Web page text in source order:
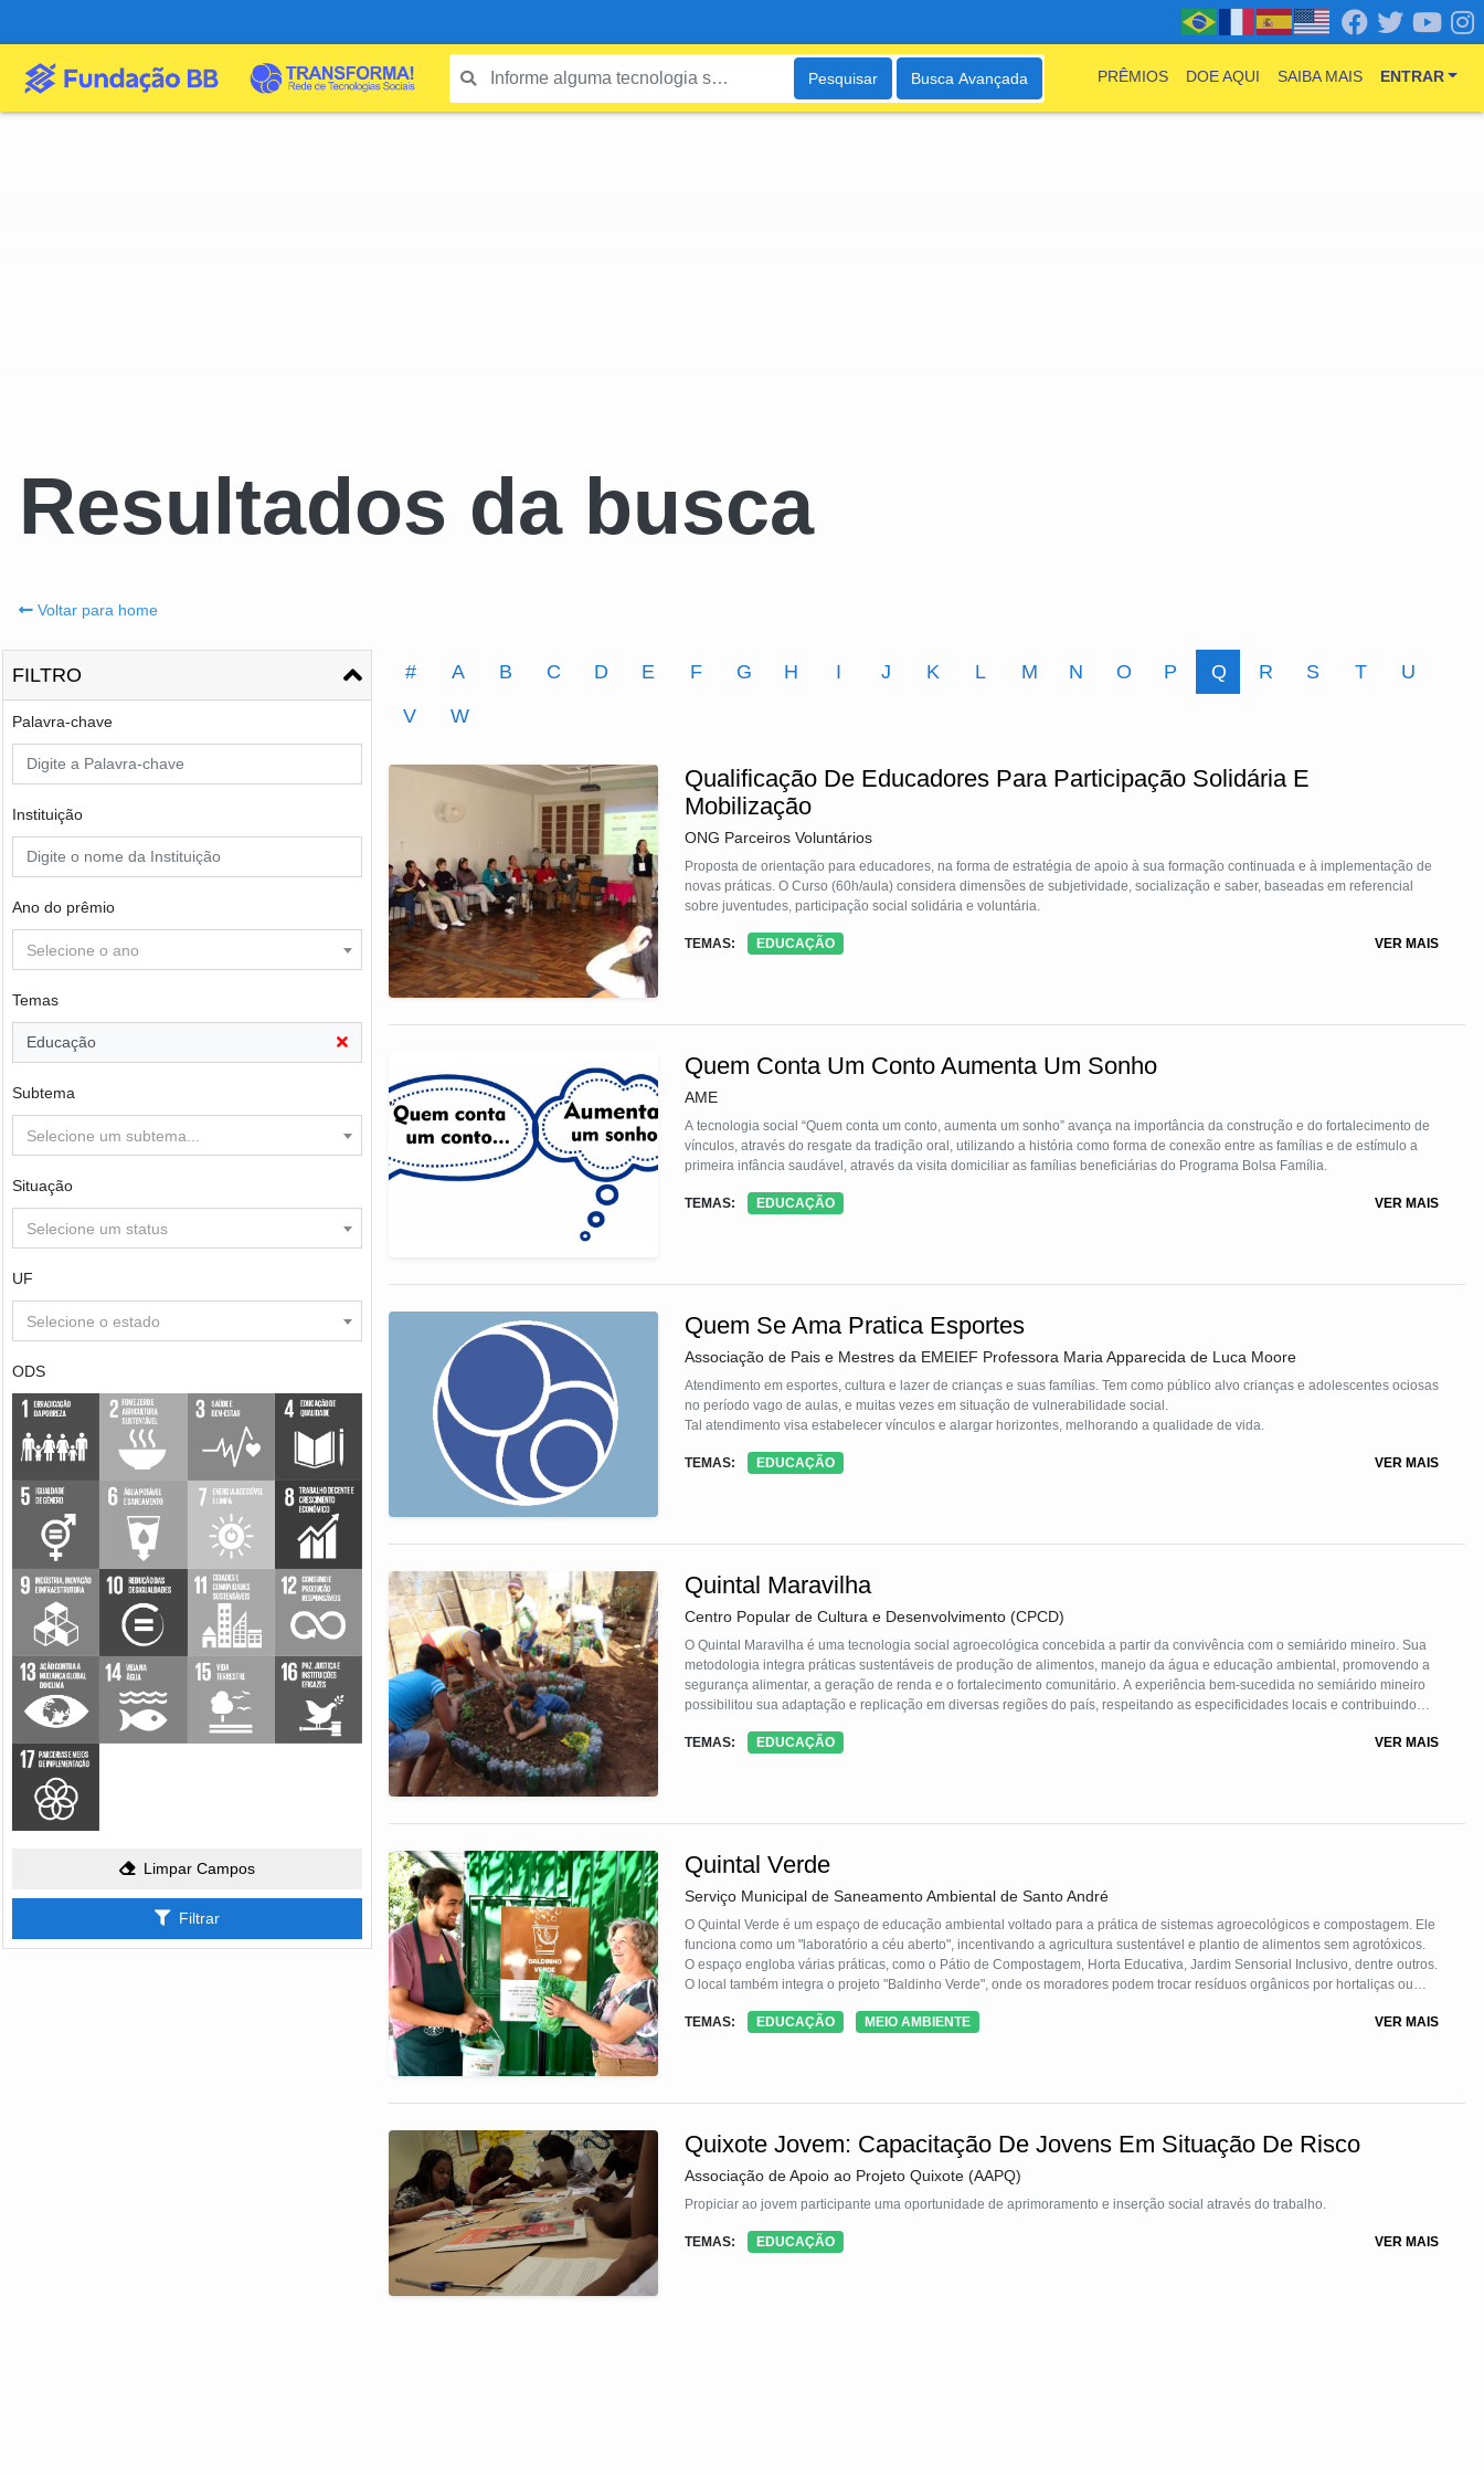
Pesquisar Busca Avançada PRÊMIOS DOE AQUI SAIBA MAIS ENTRAR
Resultados da busca
Voltar para home
FILTRO
Palavra-chave
Instituição
Ano do prêmio
Selecione o ano
Temas
Educação
Subtema
Selecione um subtema...
Situação
Selecione um status
UF
Selecione o estado
ODS
Limpar Campos
Filtrar
# A B C D E F G H I J K L M N O P Q R S T
U
V
W
Qualificação De Educadores Para Participação Solidária E
Mobilização
ONG Parceiros Voluntários
Proposta de orientação para educadores, na forma de estratégia de apoio à sua formação continuada e à implementação de
novas práticas. O Curso (60h/aula) considera dimensões de subjetividade, socialização e saber, baseadas em referencial
sobre juventudes, participação social solidária e voluntária.
TEMAS: EDUCAÇÃO VER MAIS
Quem Conta Um Conto Aumenta Um Sonho
AME
A tecnologia social “Quem conta um conto, aumenta um sonho” avança na importância da construção e do fortalecimento de
vínculos, através do resgate da tradição oral, utilizando a história como forma de conexão entre as famílias e de estímulo a
primeira infância saudável, através da visita domiciliar as famílias beneficiárias do Programa Bolsa Família.
TEMAS: EDUCAÇÃO VER MAIS
Quem Se Ama Pratica Esportes
Associação de Pais e Mestres da EMEIEF Professora Maria Apparecida de Luca Moore
Atendimento em esportes, cultura e lazer de crianças e suas famílias. Tem como público alvo crianças e adolescentes ociosas
no período vago de aulas, e muitas vezes em situação de vulnerabilidade social.
Tal atendimento visa estabelecer vínculos e alargar horizontes, melhorando a qualidade de vida.
TEMAS: EDUCAÇÃO VER MAIS
Quintal Maravilha
Centro Popular de Cultura e Desenvolvimento (CPCD)
O Quintal Maravilha é uma tecnologia social agroecológica concebida a partir da convivência com o semiárido mineiro. Sua
metodologia integra práticas sustentáveis de produção de alimentos, manejo da água e educação ambiental, promovendo a
segurança alimentar, a geração de renda e o fortalecimento comunitário. A experiência bem-sucedida no semiárido mineiro
possibilitou sua adaptação e replicação em diversas regiões do país, respeitando as especificidades locais e contribuindo
TEMAS:
EDUCAÇÃO VER MAIS
Quintal Verde
Serviço Municipal de Saneamento Ambiental de Santo André
O Quintal Verde é um espaço de educação ambiental voltado para a prática de sistemas agroecológicos e compostagem. Ele
funciona como um "laboratório a céu aberto", incentivando a agricultura sustentável e plantio de alimentos sem agrotóxicos.
O espaço engloba várias práticas, como o Pátio de Compostagem, Horta Educativa, Jardim Sensorial Inclusivo, dentre outros.
O local também integra o projeto "Baldinho Verde", onde os moradores podem trocar resíduos orgânicos por hortaliças ou
O objetivo é fortalecer a educação ambiental e atuar
TEMAS: EDUCAÇÃO MEIO AMBIENTE VER MAIS
Quixote Jovem: Capacitação De Jovens Em Situação De Risco
Associação de Apoio ao Projeto Quixote (AAPQ)
Propiciar ao jovem participante uma oportunidade de aprimoramento e inserção social através do trabalho.
TEMAS: EDUCAÇÃO VER MAIS